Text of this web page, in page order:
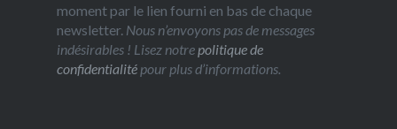
moment par le lien fourni en bas de chaque
newsletter. Nous n’envoyons pas de messages
indésirables ! Lisez notrepolitique de
confidentialitépour plus d’informations.